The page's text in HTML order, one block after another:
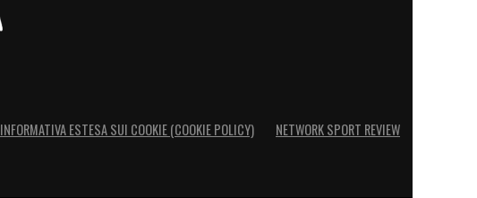
INFORMATIVA ESTESA SUI COOKIE (COOKIE POLICY) NETWORK SPORT REVIEW